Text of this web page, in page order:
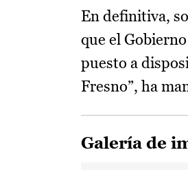
En definitiva,
que el
puesto a
Fresno”, ha
Galería de